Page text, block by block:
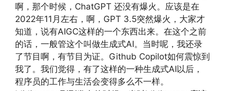
啊，那个时候，ChatGPT 还没有爆火。应该是在
2022年11月左右，啊，GPT 3.5突然爆火，大家才
知道，说有AIGC这样的一个东西出来。在这个之前
的话，一般管这个叫做生成式AI。当时呢，我还录
了节目啊，有节目为证。Github Copilot如何震惊到
我了。我们觉得，有了这样的一种生成式AI以后，
程序员的工作与生活会变得多么不一样。